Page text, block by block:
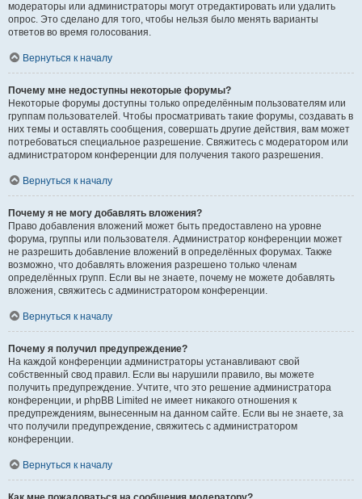
модераторы или администраторы могут отредактировать или удалить
опрос. Это сделано для того, чтобы нельзя было менять варианты
ответов во время голосования.
Вернуться к началу
Почему мне недоступны некоторые форумы?
Некоторые форумы доступны только определённым пользователям или
группам пользователей. Чтобы просматривать такие форумы, создавать в
них темы и оставлять сообщения, совершать другие действия, вам может
потребоваться специальное разрешение. Свяжитесь с модератором или
администратором конференции для получения такого разрешения.
Вернуться к началу
Почему я не могу добавлять вложения?
Право добавления вложений может быть предоставлено на уровне
форума, группы или пользователя. Администратор конференции может
не разрешить добавление вложений в определённых форумах. Также
возможно, что добавлять вложения разрешено только членам
определённых групп. Если вы не знаете, почему не можете добавлять
вложения, свяжитесь с администратором конференции.
Вернуться к началу
Почему я получил предупреждение?
На каждой конференции администраторы устанавливают свой
собственный свод правил. Если вы нарушили правило, вы можете
получить предупреждение. Учтите, что это решение администратора
конференции, и phpBB Limited не имеет никакого отношения к
предупреждениям, вынесенным на данном сайте. Если вы не знаете, за
что получили предупреждение, свяжитесь с администратором
конференции.
Вернуться к началу